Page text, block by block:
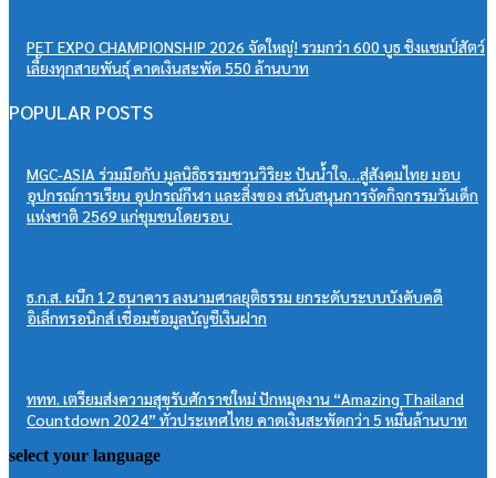
PET EXPO CHAMPIONSHIP 2026 จัดใหญ่! รวมกว่า 600 บูธ ชิงแชมป์สัตว์
เลี้ยงทุกสายพันธุ์ คาดเงินสะพัด 550 ล้านบาท
POPULAR POSTS
MGC-ASIA ร่วมมือกับ มูลนิธิธรรมชวนวิริยะ ปันน้ำใจ…สู่สังคมไทย มอบ
อุปกรณ์การเรียน อุปกรณ์กีฬา และสิ่งของ สนับสนุนการจัดกิจกรรมวันเด็ก
แห่งชาติ 2569 แก่ชุมชนโดยรอบ
ธ.ก.ส. ผนึก 12 ธนาคาร ลงนามศาลยุติธรรม ยกระดับระบบบังคับคดี
อิเล็กทรอนิกส์ เชื่อมข้อมูลบัญชีเงินฝาก
ททท. เตรียมส่งความสุขรับศักราชใหม่ ปักหมุดงาน “Amazing Thailand
Countdown 2024” ทั่วประเทศไทย คาดเงินสะพัดกว่า 5 หมื่นล้านบาท
select your language